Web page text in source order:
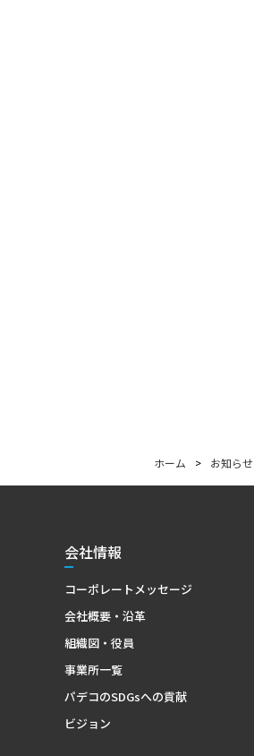
ホーム > お知らせ
会社情報
コーポレートメッセージ
会社概要・沿革
組織図・役員
事業所一覧
パデコのSDGsへの貢献
ビジョン